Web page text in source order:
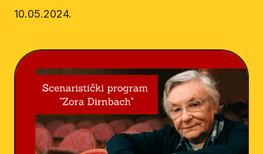
10.05.2024.